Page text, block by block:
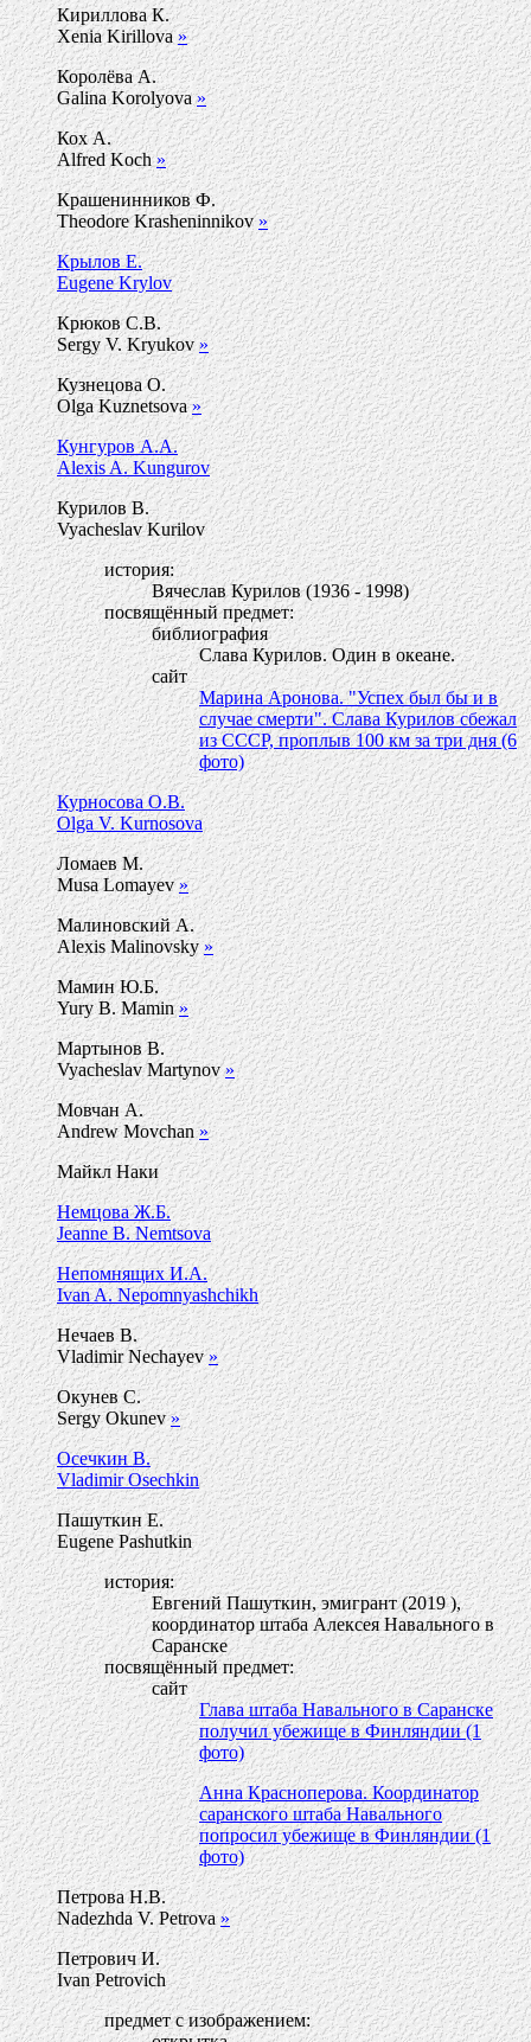
Кириллова К.
Xenia Kirillova»
Королёва А.
Galina Korolyova»
Кох А.
Alfred Koch»
Крашенинников Ф.
Theodore Krasheninnikov»
Крылов Е.
Eugene Krylov
Крюков С.В.
Sergy V. Kryukov»
Кузнецова О.
Olga Kuznetsova»
Кунгуров А.А.
Alexis A. Kungurov
Курилов В.
Vyacheslav Kurilov
история:
Вячеслав Курилов (1936 - 1998)
посвящённый предмет:
библиография
Слава Курилов. Один в океане.
сайт
Марина Аронова. "Успех был бы и в
случае смерти". Слава Курилов сбежал
из СССР, проплыв 100 км за три дня (6
фото)
Курносова О.В.
Olga V. Kurnosova
Ломаев М.
Musa Lomayev»
Малиновский А.
Alexis Malinovsky»
Мамин Ю.Б.
Yury B. Mamin»
Мартынов В.
Vyacheslav Martynov»
Мовчан А.
Andrew Movchan»
Майкл Наки
Немцова Ж.Б.
Jeanne B. Nemtsova
Непомнящих И.А.
Ivan A. Nepomnyashchikh
Нечаев В.
Vladimir Nechayev»
Окунев С.
Sergy Okunev»
Осечкин В.
Vladimir Osechkin
Пашуткин Е.
Eugene Pashutkin
история:
Евгений Пашуткин, эмигрант (2019 ),
координатор штаба Алексея Навального в
Саранске
посвящённый предмет:
сайт
Глава штаба Навального в Саранске
получил убежище в Финляндии (1
фото)
Анна Красноперова. Координатор
саранского штаба Навального
попросил убежище в Финляндии (1
фото)
Петрова Н.В.
Nadezhda V. Petrova»
Петрович И.
Ivan Petrovich
предмет с изображением: